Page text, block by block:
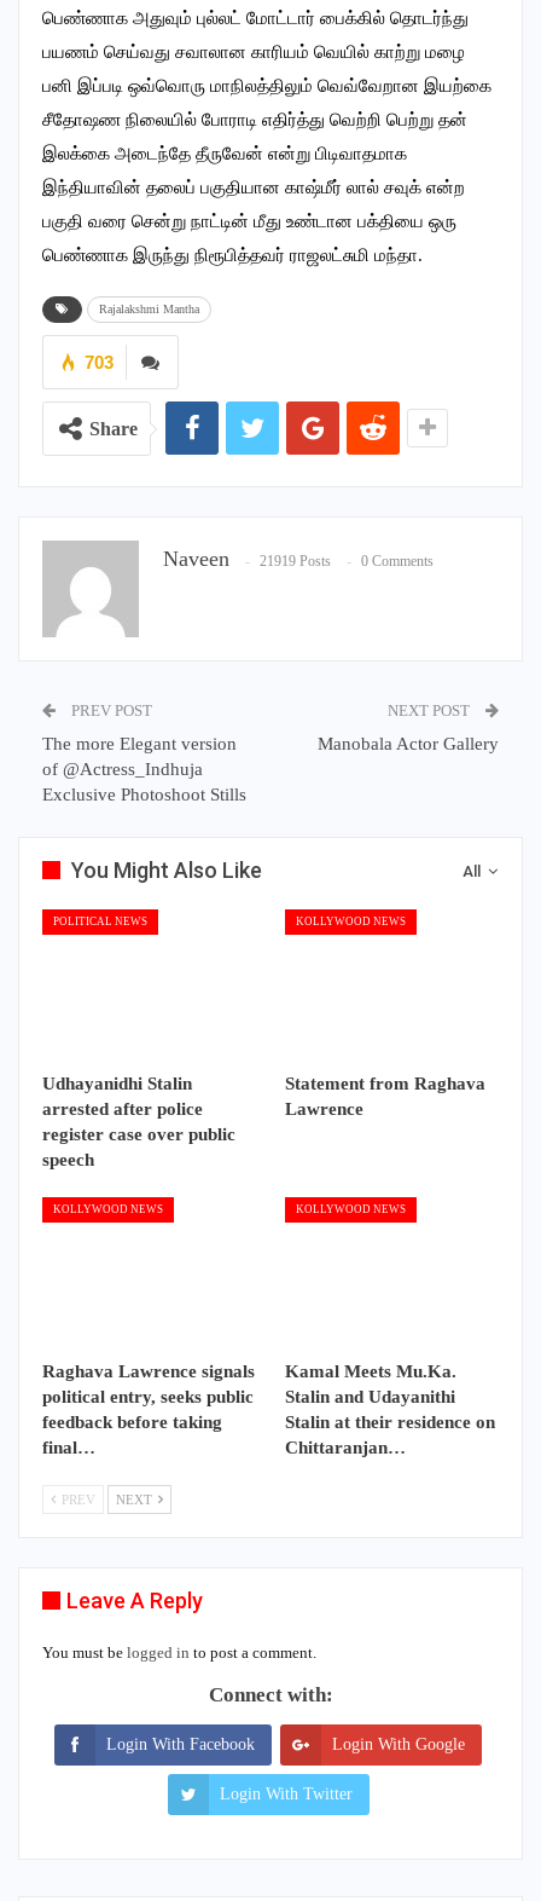
பெண்ணாக அதுவும் புல்லட் மோட்டார் பைக்கில் தொடர்ந்து
பயணம் செய்வது சவாலான காரியம் வெயில் காற்று மழை
பனி இப்படி ஒவ்வொரு மாநிலத்திலும் வெவ்வேறான இயற்கை
சீதோஷண நிலையில் போராடி எதிர்த்து வெற்றி பெற்று தன்
இலக்கை அடைந்தே தீருவேன் என்று பிடிவாதமாக
இந்தியாவின் தலைப் பகுதியான காஷ்மீர் லால் சவுக் என்ற
பகுதி வரை சென்று நாட்டின் மீது உண்டான பக்தியை ஒரு
பெண்ணாக இருந்து நிரூபித்தவர் ராஜலட்சுமி மந்தா.
Rajalakshmi Mantha
703
Share
Naveen 21919 Posts 0 Comments
PREV POST
The more Elegant version
of @Actress_Indhuja
Exclusive Photoshoot Stills
NEXT POST
Manobala Actor Gallery
All
You Might Also Like
POLITICAL NEWS
Udhayanidhi Stalin
arrested after police
register case over public
speech
KOLLYWOOD NEWS
Statement from Raghava
Lawrence
KOLLYWOOD NEWS
Raghava Lawrence signals
political entry, seeks public
feedback before taking
final…
KOLLYWOOD NEWS
Kamal Meets Mu.Ka.
Stalin and Udayanithi
Stalin at their residence on
Chittaranjan…
PREV NEXT
Leave A Reply
You must be logged in to post a comment.
Connect with:
Login With Facebook Login With Google
Login With Twitter